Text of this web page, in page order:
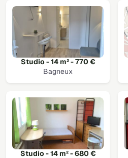
Studio - 14 m² - 770 €
Bagneux
Studio - 14 m² - 680 €